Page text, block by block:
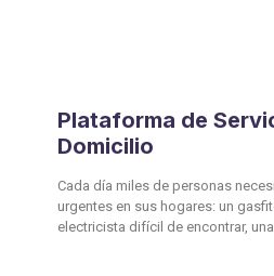
Plataforma de
Domicilio
Cada día miles de personas
urgentes en sus hogares: un
electricista difícil de encontrar,